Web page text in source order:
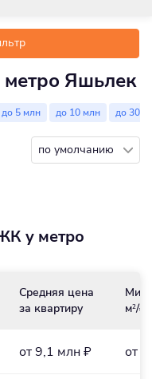
Яшьлек
до 5 млн до 10 млн до 30 м²
по умолчанию
у метро
Средняя цена
за квартиру
Мин.
м2/₽
от 9,1 млн ₽ от